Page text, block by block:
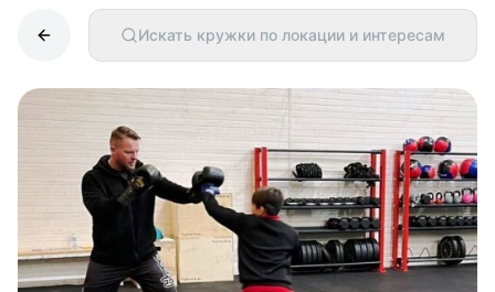
Искать кружки по локации и интересам